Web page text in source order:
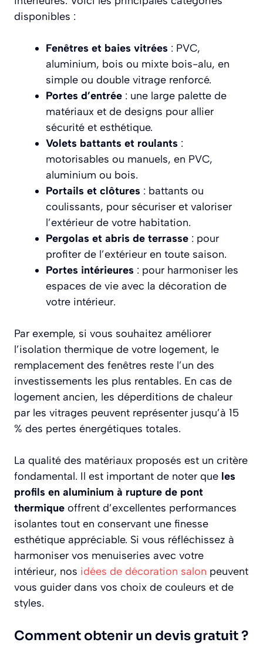
disponibles :
Fenêtres et baies vitrées : PVC,
aluminium, bois ou mixte bois-alu, en
simple ou double vitrage renforcé.
Portes d’entrée : une large palette de
matériaux et de designs pour allier
sécurité et esthétique.
Volets battants et roulants :
motorisables ou manuels, en PVC,
aluminium ou bois.
Portails et clôtures : battants ou
coulissants, pour sécuriser et valoriser
l’extérieur de votre habitation.
Pergolas et abris de terrasse : pour
profiter de l’extérieur en toute saison.
Portes intérieures : pour harmoniser les
espaces de vie avec la décoration de
votre intérieur.
Par exemple, si vous souhaitez améliorer
l’isolation thermique de votre logement, le
remplacement des fenêtres reste l’un des
investissements les plus rentables. En cas de
logement ancien, les déperditions de chaleur
par les vitrages peuvent représenter jusqu’à 15
% des pertes énergétiques totales.
La qualité des matériaux proposés est un critère
fondamental. Il est important de noter que les
profils en aluminium à rupture de pont
thermique offrent d’excellentes performances
isolantes tout en conservant une finesse
esthétique appréciable. Si vous réfléchissez à
harmoniser vos menuiseries avec votre
intérieur, nos idées de décoration salon peuvent
vous guider dans vos choix de couleurs et de
styles.
Comment obtenir un devis gratuit ?